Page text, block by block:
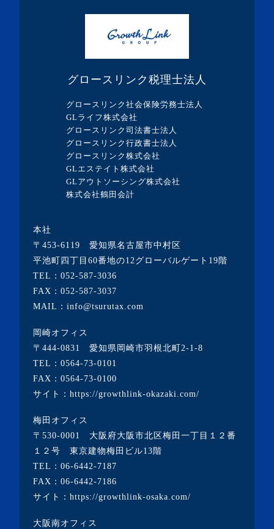
グロースリンク税理士法人
グロースリンク社会保険労務士法人
GLライフ株式会社
グロースリンク司法書士法人
グロースリンク行政書士法人
グロースリンク株式会社
GLエステイト株式会社
GLアウトソーシング株式会社
株式会社鶴田会計
本社
〒453-6119 愛知県名古屋市中村区
平池町四丁目60番地の12グローバルゲート19階
TEL： 052-587-3036
FAX：052-587-3037
MAIL：info@tsurutax.com
岡崎オフィス
〒444-0831 愛知県岡崎市羽根北町2-1-8
TEL： 0564-73-0101
FAX：0564-73-0100
サイト： https://growthlink-okazaki.com/
梅田オフィス
〒530-0001 大阪府大阪市北区梅田一丁目１２番
１２号 東京建物梅田ビル13階
TEL： 06-6442-7187
FAX：06-6442-7186
サイト： https://growthlink-osaka.com/
大阪南オフィス